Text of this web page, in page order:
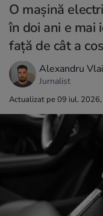
O mașină
în doi ani e mai
față de cât a
Alexandru
Jurnalist
Actualizat pe 09 iul.